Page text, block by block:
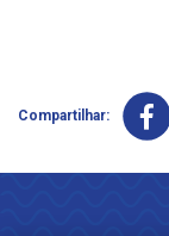
Compartilhar: